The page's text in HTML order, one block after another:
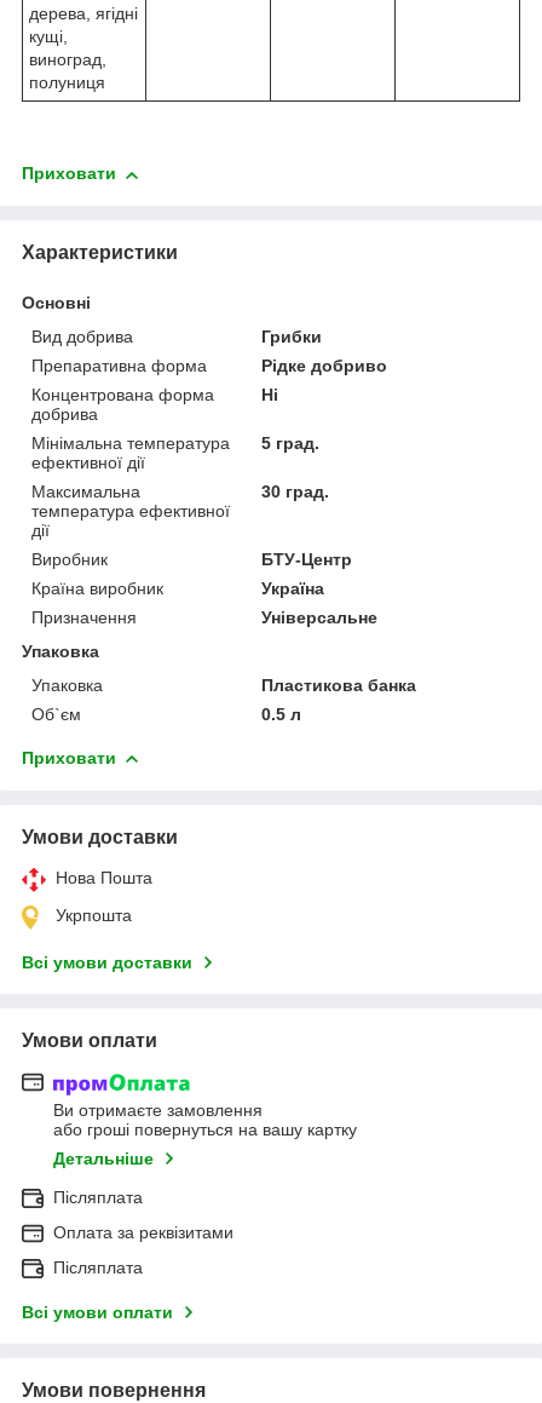
дерева, ягідні
кущі,
виноград,
полуниця
Приховати
Характеристики
Основні
Вид добрива
Грибки
Препаративна форма
Рідке добриво
Концентрована форма
добрива
Ні
Мінімальна температура
ефективної дії
5 град.
Максимальна
температура ефективної
дії
30 град.
Виробник
БТУ-Центр
Країна виробник
Україна
Призначення
Універсальне
Упаковка
Упаковка
Пластикова банка
Об`єм
0.5 л
Приховати
Умови доставки
Нова Пошта
Укрпошта
Всі умови доставки
Умови оплати
Ви отримаєте замовлення
або гроші повернуться на вашу картку
Детальніше
Післяплата
Оплата за реквізитами
Післяплата
Всі умови оплати
Умови повернення